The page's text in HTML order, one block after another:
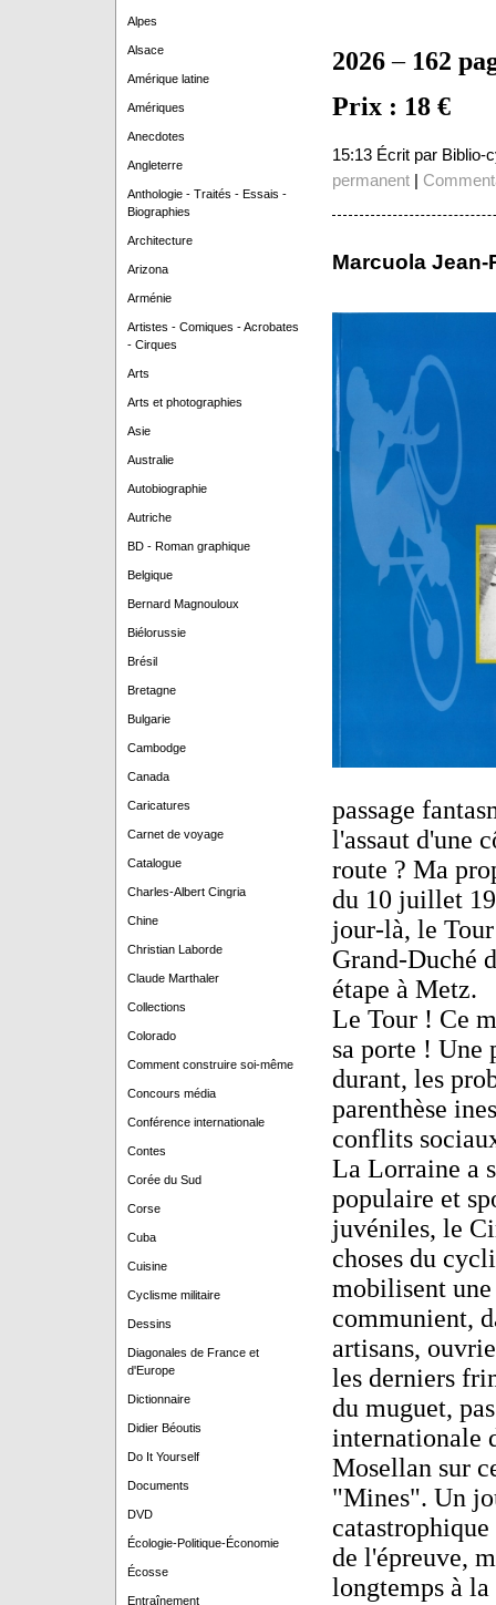
Alpes
Alsace
Amérique latine
Amériques
Anecdotes
Angleterre
Anthologie - Traités - Essais -
Biographies
Architecture
Arizona
Arménie
Artistes - Comiques - Acrobates
- Cirques
Arts
Arts et photographies
Asie
Australie
Autobiographie
Autriche
BD - Roman graphique
Belgique
Bernard Magnouloux
Biélorussie
Brésil
Bretagne
Bulgarie
Cambodge
Canada
Caricatures
Carnet de voyage
Catalogue
Charles-Albert Cingria
Chine
Christian Laborde
Claude Marthaler
Collections
Colorado
Comment construire soi-même
Concours média
Conférence internationale
Contes
Corée du Sud
Corse
Cuba
Cuisine
Cyclisme militaire
Dessins
Diagonales de France et
d'Europe
Dictionnaire
Didier Béoutis
Do It Yourself
Documents
DVD
Écologie-Politique-Économie
Écosse
Entraînement
2026– 162
Prix : 18 €
15:13 Écrit par Biblio-
permanent|
Marcuola Jean-
passage
l'assaut d'une
route ? Ma
du 10 juillet
jour-là, le
Grand-Duché
étape à Metz.
Le Tour ! Ce
sa porte ! Une
durant, les
parenthèse
conflits
La Lorraine a
populaire et
juvéniles, le
choses du
mobilisent une
communient,
artisans,
les derniers
du muguet,
internationale
Mosellan sur
"Mines". Un
de l'épreuve,
longtemps à la